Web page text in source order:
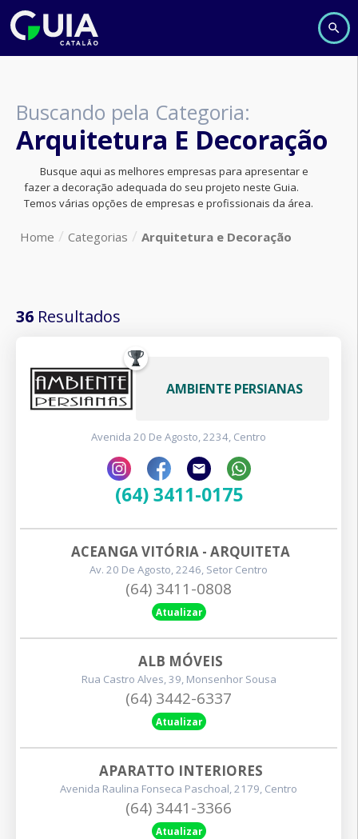
Buscando pela Categoria:
Arquitetura E Decoração
Busque aqui as melhores empresas para apresentar e
fazer a decoração adequada do seu projeto neste Guia.
Temos várias opções de empresas e profissionais da área.
Home Categorias Arquitetura e Decoração
36 Resultados
AMBIENTE PERSIANAS
Avenida 20 De Agosto, 2234, Centro
(64) 3411-0175
ACEANGA VITÓRIA - ARQUITETA
Av. 20 De Agosto, 2246, Setor Centro
(64) 3411-0808
Atualizar
ALB MÓVEIS
Rua Castro Alves, 39, Monsenhor Sousa
(64) 3442-6337
Atualizar
APARATTO INTERIORES
Avenida Raulina Fonseca Paschoal, 2179, Centro
(64) 3441-3366
Atualizar